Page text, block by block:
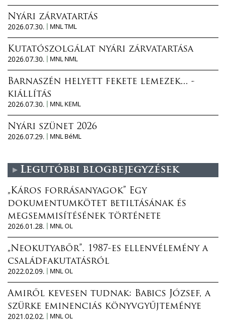
Nyári zárvatartás
2026.07.30.
MNL TML
Kutatószolgálat nyári zárvatartása
2026.07.30.
MNL NML
Barnaszén helyett fekete lemezek... -
kiállítás
2026.07.30.
MNL KEML
Nyári szünet 2026
2026.07.29.
MNL BéML
Legutóbbi blogbejegyzések
„Káros forrásanyagok” Egy
dokumentumkötet betiltásának és
megsemmisítésének története
2026.01.28.
MNL OL
„Neokutyabőr”. 1987-es ellenvélemény a
családfakutatásról
2022.02.09.
MNL OL
Amiről kevesen tudnak: Babics József, a
szürke eminenciás könyvgyűjteménye
2021.02.02.
MNL OL